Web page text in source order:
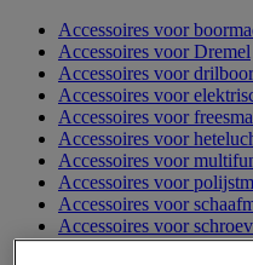
Accessoires voor
Accessoires voor Dremel
Accessoires voor drilboor
Accessoires voor
Accessoires voor
Accessoires voor
Accessoires voor
Accessoires voor
Accessoires voor
Accessoires voor
Accessoires voor